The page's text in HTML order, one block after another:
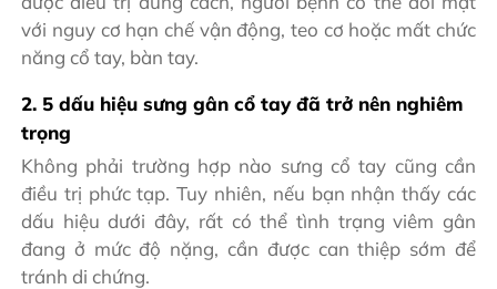
với nguy cơ hạn chế vận động, teo cơ hoặc mất chức
năng cổ tay, bàn tay.
2. 5 dấu hiệu sưng gân cổ tay đã trở nên nghiêm
trọng
Không phải trường hợp nào sưng cổ tay cũng cần
điều trị phức tạp. Tuy nhiên, nếu bạn nhận thấy các
dấu hiệu dưới đây, rất có thể tình trạng viêm gân
đang ở mức độ nặng, cần được can thiệp sớm để
tránh di chứng.